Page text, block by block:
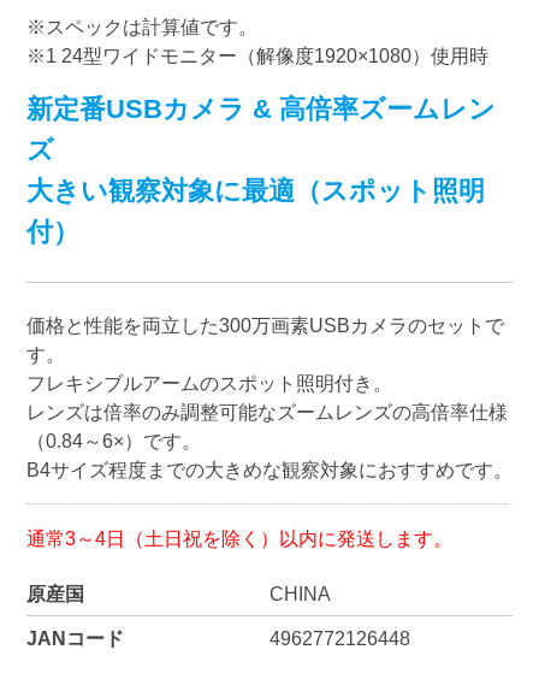
※スペックは計算値です。
※1 24型ワイドモニター（解像度1920×1080）使用時
新定番USBカメラ & 高倍率ズームレン
ズ
大きい観察対象に最適（スポット照明
付）
価格と性能を両立した300万画素USBカメラのセットで
す。
フレキシブルアームのスポット照明付き。
レンズは倍率のみ調整可能なズームレンズの高倍率仕様
（0.84～6×）です。
B4サイズ程度までの大きめな観察対象におすすめです。
通常3～4日（土日祝を除く）以内に発送します。
原産国 CHINA
JANコード 4962772126448